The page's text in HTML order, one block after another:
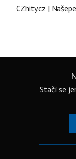
CZhity.cz |
Stačí se